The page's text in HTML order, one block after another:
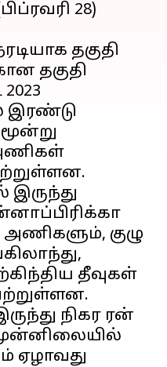
28)
தகுதி
தகுதி
இரண்டு
இருந்து
அணிகளும், குழு
தீவுகள்
நிகர ரன்
ஏழாவது